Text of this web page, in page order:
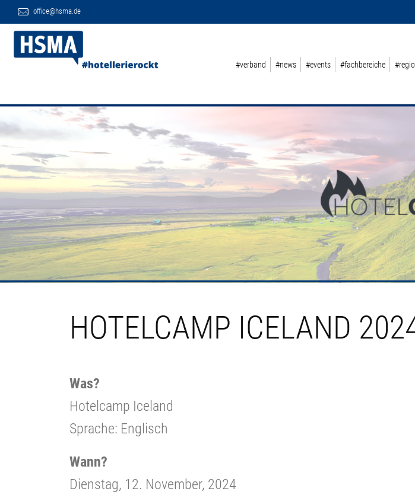
office@hsma.de
#verband #news #events #fachbereiche
HOTELCAMP ICELAND
Was?
Hotelcamp Iceland
Sprache: Englisch
Wann?
Dienstag, 12. November, 2024